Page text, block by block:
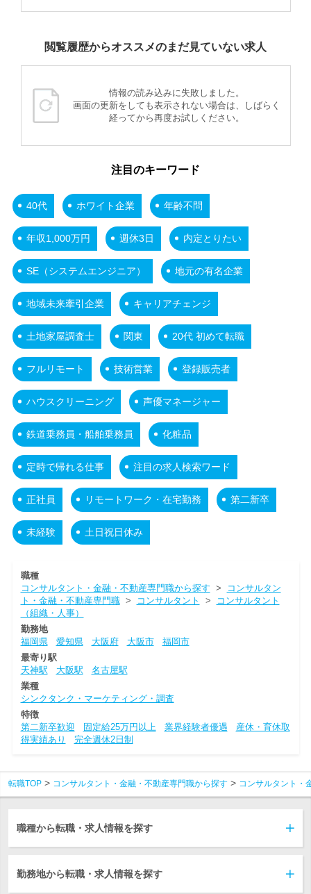
閲覧履歴からオススメのまだ見ていない求人
情報の読み込みに失敗しました。
画面の更新をしても表示されない場合は、しばらく
経ってから再度お試しください。
注目のキーワード
40代 ホワイト企業 年齢不問
年収1,000万円 週休3日 内定とりたい
SE（システムエンジニア） 地元の有名企業
地域未来牽引企業 キャリアチェンジ
土地家屋調査士 関東 20代 初めて転職
フルリモート 技術営業 登録販売者
ハウスクリーニング 声優マネージャー
鉄道乗務員・船舶乗務員 化粧品
定時で帰れる仕事 注目の求人検索ワード
正社員 リモートワーク・在宅勤務 第二新卒
未経験 土日祝日休み
職種
コンサルタント・金融・不動産専門職から探す >
コンサルタン
ト・金融・不動産専門職> コンサルタント >
コンサルタント
（組織・人事）
勤務地
福岡県
愛知県 大阪府 大阪市
福岡市
最寄り駅
天神駅
大阪駅
名古屋駅
業種
シンクタンク・マーケティング・調査
特徴
第二新卒歓迎
固定給25万円以上 業界経験者優遇
産休・育休取
得実績あり
完全週休2日制
転職TOP コンサルタント・金融・不動産専門職から探す コンサルタント・
職種から転職・求人情報を探す
勤務地から転職・求人情報を探す